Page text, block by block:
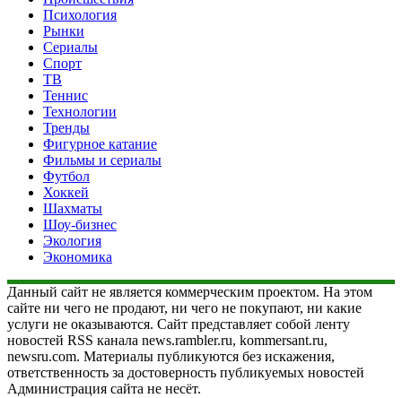
Психология
Рынки
Сериалы
Спорт
ТВ
Теннис
Технологии
Тренды
Фигурное катание
Фильмы и сериалы
Футбол
Хоккей
Шахматы
Шоу-бизнес
Экология
Экономика
Данный сайт не является коммерческим проектом. На этом
сайте ни чего не продают, ни чего не покупают, ни какие
услуги не оказываются. Сайт представляет собой ленту
новостей RSS канала news.rambler.ru, kommersant.ru,
newsru.com. Материалы публикуются без искажения,
ответственность за достоверность публикуемых новостей
Администрация сайта не несёт.